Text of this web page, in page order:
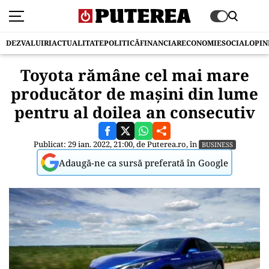
DEZVALUIRIACTUALITATEPOLITICĂFINANCIARECONOMIESOCIAL
Toyota rămâne cel mai mare
producător de mașini din lume
pentru al doilea an consecutiv
Publicat: 29 ian. 2022, 21:00, dePuterea.ro, în BUSINESS
Adaugă-ne ca sursă preferată în Google